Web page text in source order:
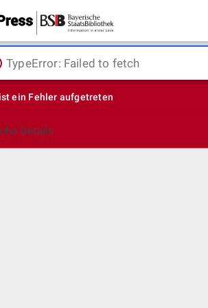
TypeError: Failed to fetch
ein Fehler aufgetreten
Details